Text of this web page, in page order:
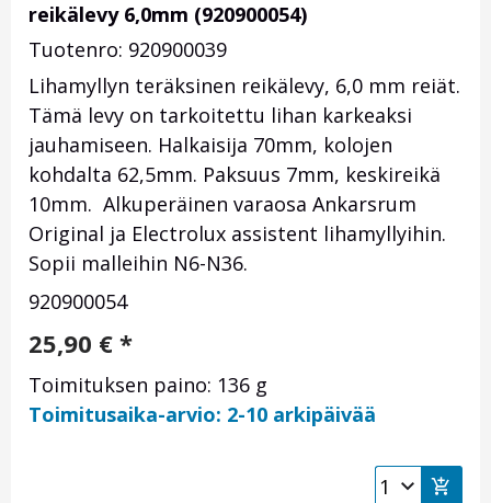
reikälevy 6,0mm (920900054)
Tuotenro: 920900039
Lihamyllyn teräksinen reikälevy, 6,0 mm reiät.
Tämä levy on tarkoitettu lihan karkeaksi
jauhamiseen. Halkaisija 70mm, kolojen
kohdalta 62,5mm. Paksuus 7mm, keskireikä
10mm. Alkuperäinen varaosa Ankarsrum
Original ja Electrolux assistent lihamyllyihin.
Sopii malleihin N6-N36.
920900054
25,90 € *
Toimituksen paino: 136 g
Toimitusaika-arvio: 2-10 arkipäivää